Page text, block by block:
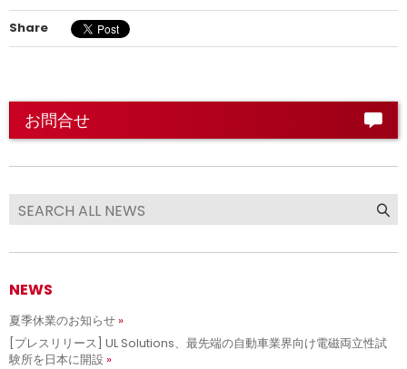
Share
お問合せ
NEWS
夏季休業のお知らせ
[プレスリリース] UL Solutions、最先端の自動車業界向け電磁両立性試
験所を日本に開設